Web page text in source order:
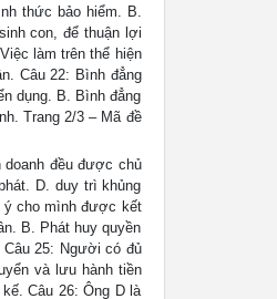
thức bảo hiểm. B.
con, để thuận lợi
làm trên thể hiện
Câu 22: Bình đẳng
dụng. B. Bình đẳng
Trang 2/3 – Mã đề
doanh đều được chủ
D. duy trì khủng
ý cho mình được kết
B. Phát huy quyền
25: Người có đủ
và lưu hành tiền
Câu 26: Ông D là